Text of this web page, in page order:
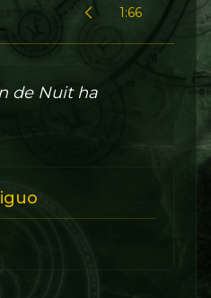
1:66
de Nuit ha